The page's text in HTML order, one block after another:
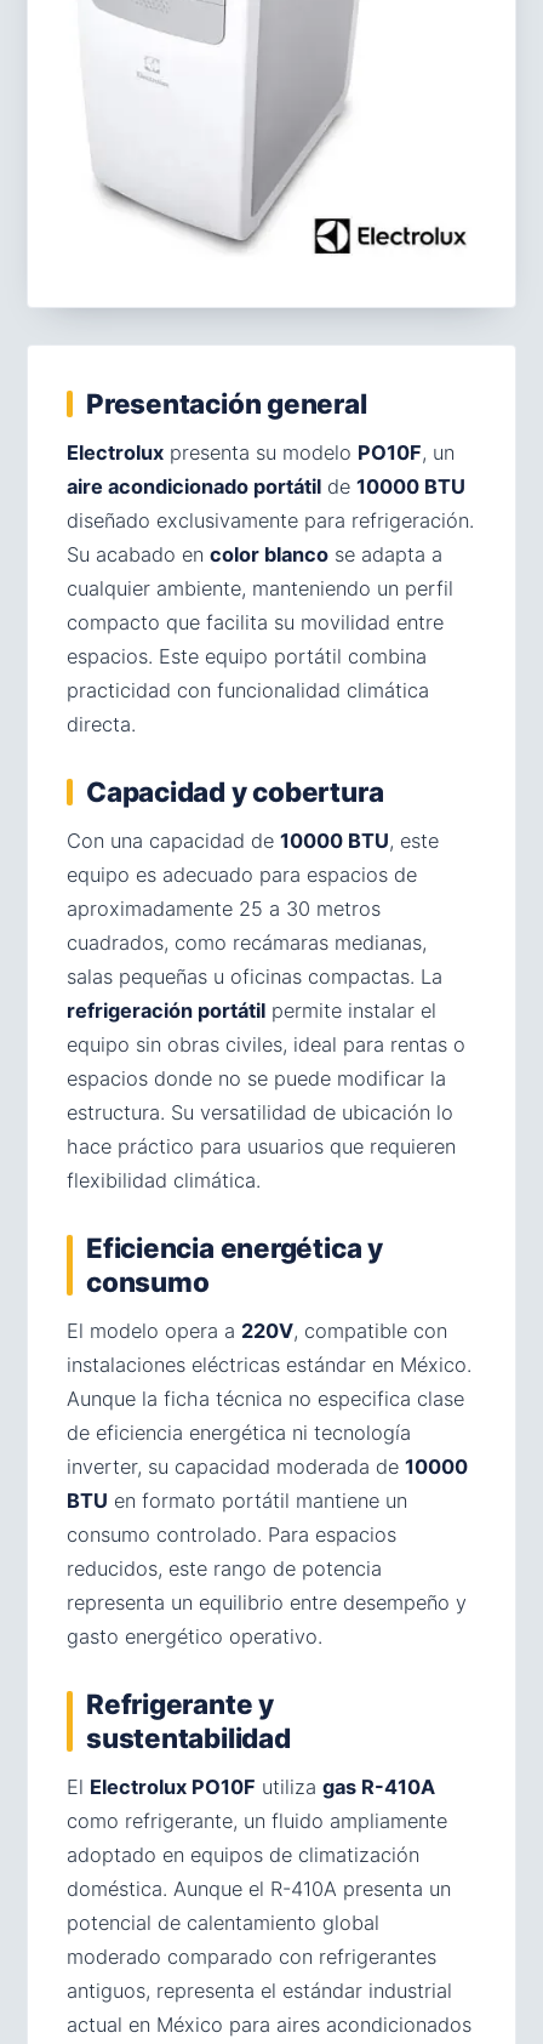
Presentación general
Electrolux presenta su modelo PO10F, un
aire acondicionado portátil de 10000 BTU
diseñado exclusivamente para refrigeración.
Su acabado en color blanco se adapta a
cualquier ambiente, manteniendo un perfil
compacto que facilita su movilidad entre
espacios. Este equipo portátil combina
practicidad con funcionalidad climática
directa.
Capacidad y cobertura
Con una capacidad de 10000 BTU, este
equipo es adecuado para espacios de
aproximadamente 25 a 30 metros
cuadrados, como recámaras medianas,
salas pequeñas u oficinas compactas. La
refrigeración portátil permite instalar el
equipo sin obras civiles, ideal para rentas o
espacios donde no se puede modificar la
estructura. Su versatilidad de ubicación lo
hace práctico para usuarios que requieren
flexibilidad climática.
Eficiencia energética y
consumo
El modelo opera a 220V, compatible con
instalaciones eléctricas estándar en México.
Aunque la ficha técnica no especifica clase
de eficiencia energética ni tecnología
inverter, su capacidad moderada de 10000
BTU en formato portátil mantiene un
consumo controlado. Para espacios
reducidos, este rango de potencia
representa un equilibrio entre desempeño y
gasto energético operativo.
Refrigerante y
sustentabilidad
El Electrolux PO10F utiliza gas R-410A
como refrigerante, un fluido ampliamente
adoptado en equipos de climatización
doméstica. Aunque el R-410A presenta un
potencial de calentamiento global
moderado comparado con refrigerantes
antiguos, representa el estándar industrial
actual en México para aires acondicionados